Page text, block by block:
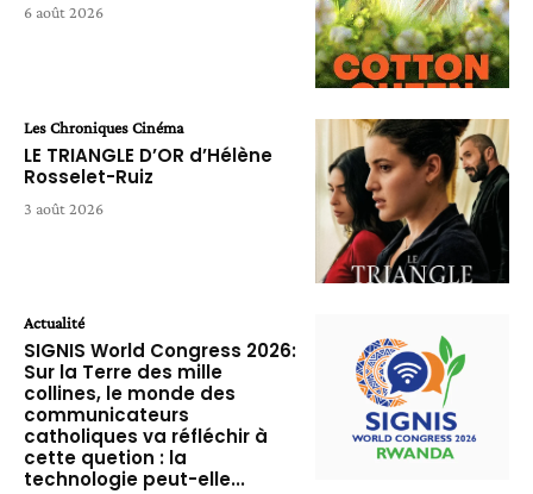
6 août 2026
Les Chroniques Cinéma
LE TRIANGLE D’OR d’Hélène
Rosselet-Ruiz
3 août 2026
Actualité
SIGNIS World Congress 2026:
Sur la Terre des mille
collines, le monde des
communicateurs
catholiques va réfléchir à
cette quetion : la
technologie peut-elle...